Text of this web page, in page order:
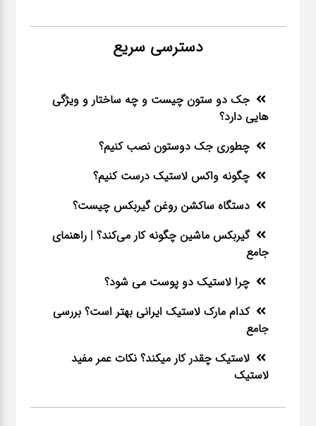
دسترسی سریع
جک دو ستون چیست و چه ساختار و ویژگی
هایی دارد؟
چطوری جک دوستون نصب کنیم؟
چگونه واکس لاستیک درست کنیم؟
دستگاه ساکشن روغن گیربکس چیست؟
گیربکس ماشین چگونه کار می‌کند؟ | راهنمای
جامع
چرا لاستیک دو پوست می شود؟
کدام مارک لاستیک ایرانی بهتر است؟ بررسی
جامع
لاستیک چقدر کار میکند؟ نکات عمر مفید
لاستیک